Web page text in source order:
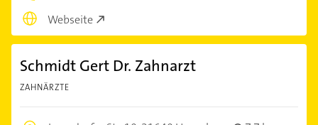
Webseite
Schmidt Gert Dr. Zahnarzt
ZAHNÄRZTE